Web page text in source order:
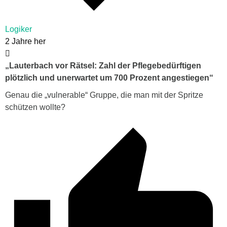
Logiker
2 Jahre her
„Lauterbach vor Rätsel: Zahl der Pflegebedürftigen
plötzlich und unerwartet um 700 Prozent angestiegen“
Genau die „vulnerable“ Gruppe, die man mit der Spritze
schützen wollte?